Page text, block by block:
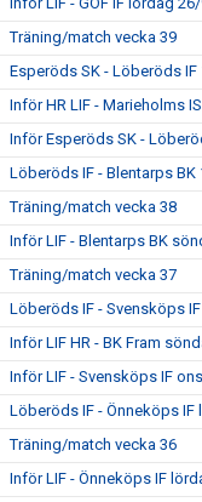
Träning/match vecka 39
Esperöds SK - Löberöds
Inför HR LIF - Marieholms
Inför Esperöds SK -
Löberöds IF - Blentarps BK
Träning/match vecka 38
Inför LIF - Blentarps BK
Träning/match vecka 37
Löberöds IF - Svensköps
Inför LIF HR - BK Fram
Inför LIF - Svensköps IF
Löberöds IF - Önneköps IF
Träning/match vecka 36
Inför LIF - Önneköps IF